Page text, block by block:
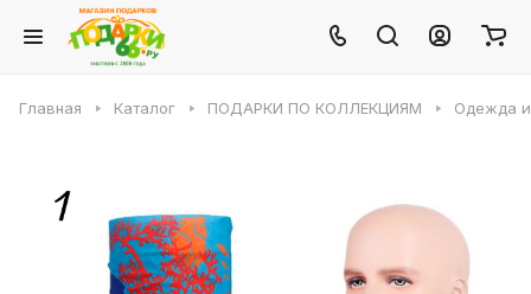
Главная Каталог ПОДАРКИ ПО КОЛЛЕКЦИЯМ Одежда